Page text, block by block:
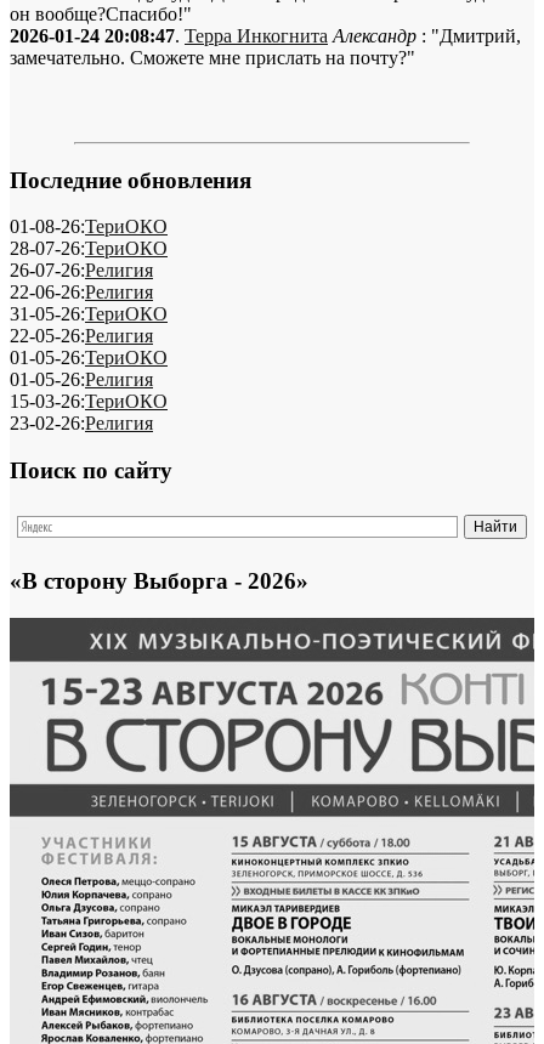
он вообще?Спасибо!"
2026-01-24 20:08:47. Терра Инкогнита Александр : "Дмитрий,
замечательно. Сможете мне прислать на почту?"
Последние обновления
01-08-26:ТериОКО
28-07-26:ТериОКО
26-07-26:Религия
22-06-26:Религия
31-05-26:ТериОКО
22-05-26:Религия
01-05-26:ТериОКО
01-05-26:Религия
15-03-26:ТериОКО
23-02-26:Религия
Поиск по сайту
«В сторону Выборга - 2026»